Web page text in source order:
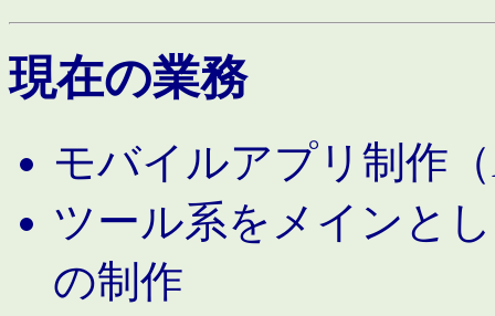
現在の業務
モバイルアプリ制作
ツール系をメインと
の制作